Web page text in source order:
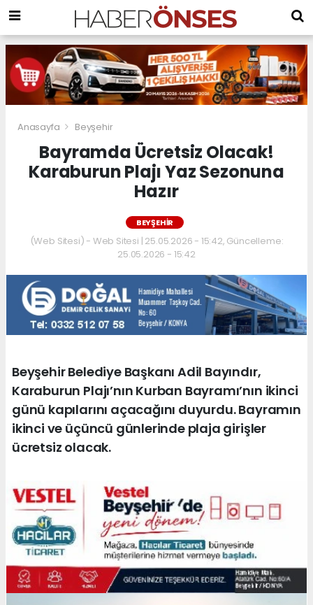
Anasayfa Beyşehir
Bayramda Ücretsiz Olacak!
Karaburun Plajı Yaz Sezonuna
Hazır
BEYŞEHIR
(Web Sitesi) - Web Sitesi | 25.05.2026 - 15:42, Güncelleme:
25.05.2026 - 15:42
Beyşehir Belediye Başkanı Adil Bayındır,
Karaburun Plajı’nın Kurban Bayramı’nın ikinci
günü kapılarını açacağını duyurdu. Bayramın
ikinci ve üçüncü günlerinde plaja girişler
ücretsiz olacak.